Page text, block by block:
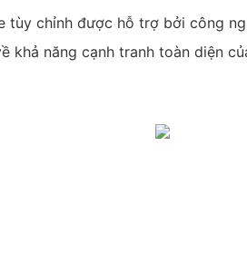
tùy chỉnh được hỗ trợ bởi công
khả năng cạnh tranh toàn diện